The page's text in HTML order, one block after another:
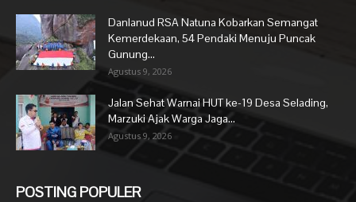
Danlanud RSA Natuna Kobarkan Semangat
Kemerdekaan, 54 Pendaki Menuju Puncak
Gunung...
Agustus 9, 2026
Jalan Sehat Warnai HUT ke-19 Desa Selading,
Marzuki Ajak Warga Jaga...
Agustus 9, 2026
POSTING POPULER